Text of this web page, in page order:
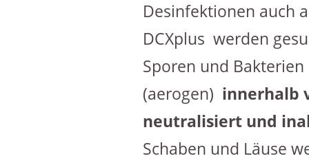
Desinfektionen auch
DCXplus werden
Sporen und
(aerogen) innerhalb
neutralisiert und
Schaben und Läuse